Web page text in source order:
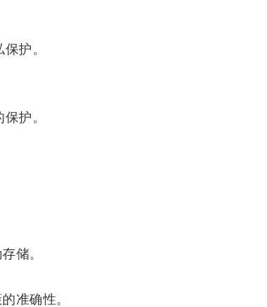
护。
护。
储。
准确性。